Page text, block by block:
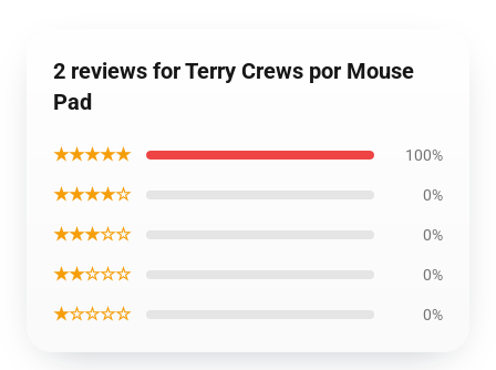
2 reviews for Terry Crews por Mouse
Pad
★★★★★ 100%
★★★★☆ 0%
★★★☆☆ 0%
★★☆☆☆ 0%
★☆☆☆☆ 0%